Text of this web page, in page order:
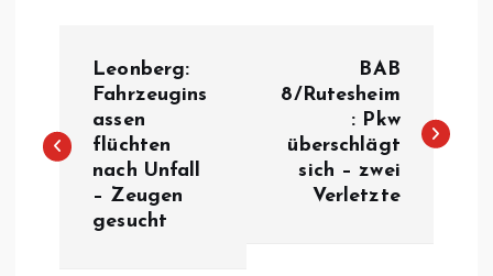
i
Leonberg:
Fahrzeugins
assen
flüchten
nach Unfall
– Zeugen
gesucht
BAB
8/Rutesheim
: Pkw
überschlägt
sich – zwei
Verletzte